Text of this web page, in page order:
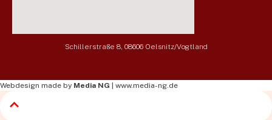
Schillerstraße 8, 08606 Oelsnitz/Vogtland
Webdesign made by Media NG | www.media-ng.de